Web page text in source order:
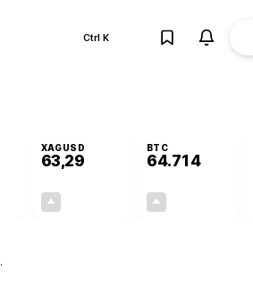
Ctrl K
XAGUSD
63,29
BTC
64.714